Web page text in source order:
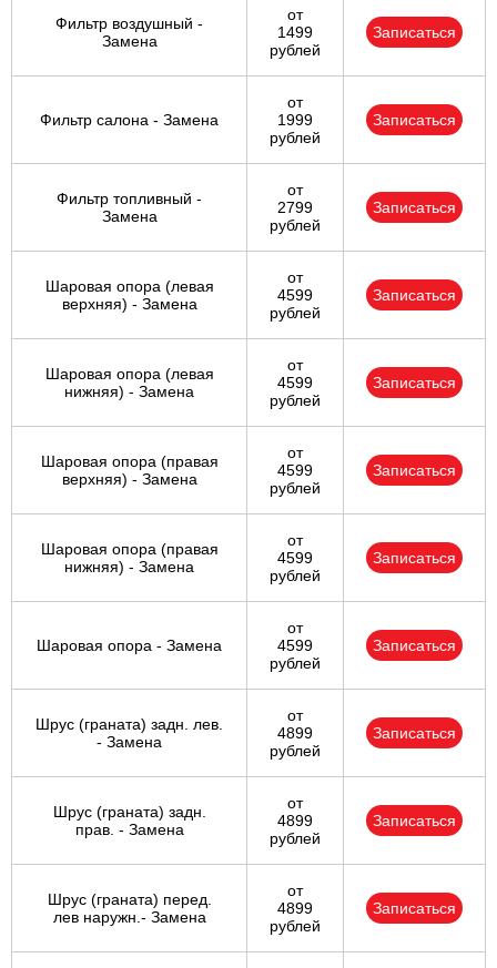
Фильтр воздушный -
Замена
от
1499
рублей
Записаться
Фильтр салона - Замена
от
1999
рублей
Записаться
Фильтр топливный -
Замена
от
2799
рублей
Записаться
Шаровая опора (левая
верхняя) - Замена
от
4599
рублей
Записаться
Шаровая опора (левая
нижняя) - Замена
от
4599
рублей
Записаться
Шаровая опора (правая
верхняя) - Замена
от
4599
рублей
Записаться
Шаровая опора (правая
нижняя) - Замена
от
4599
рублей
Записаться
Шаровая опора - Замена
от
4599
рублей
Записаться
Шрус (граната) задн. лев.
- Замена
от
4899
рублей
Записаться
Шрус (граната) задн.
прав. - Замена
от
4899
рублей
Записаться
Шрус (граната) перед.
лев наружн.- Замена
от
4899
рублей
Записаться